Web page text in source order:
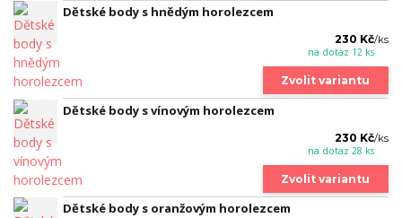
Dětské body s hnědým horolezcem
230 Kč/ks
na dotaz 12 ks
Zvolit variantu
Dětské body s vínovým horolezcem
230 Kč/ks
na dotaz 28 ks
Zvolit variantu
Dětské body s oranžovým horolezcem